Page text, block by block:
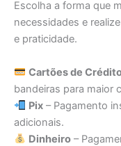
Escolha a forma que
necessidades e
e praticidade.
Cartões de
bandeiras para maior
Pix– Pagamento
adicionais.
Dinheiro–